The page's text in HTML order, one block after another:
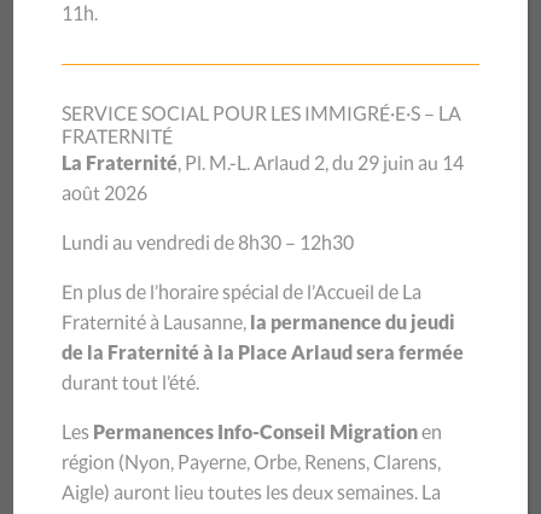
Depuis le début de la crise sanitaire, CHF 1.4 million
d’aides financières et alimentaires ont été distribuées
par le CSP Vaud et Caritas Vaud aux personnes
aides sociales. Cette aide, provenant de privés, ne peut
toutefois pas être garantie sur le long terme. Lors de la
conférence-débat organisée le 29 octobre, les deux
associations caritatives appellent à une évolution du
cadre légal et à la création d’un observatoire cantonal
La crise du coronavirus a mis en lumière, dès le mois de
mars, la précarité de milliers de personnes dans le canton
11h.
SERVICE SOCIAL POUR LES IMMIGRÉ·E·S – LA
FRATERNITÉ
La Fraternité, Pl. M.-L. Arlaud 2, du 29 juin au 14
août 2026
Lundi au vendredi de 8h30 – 12h30
En plus de l’horaire spécial de l’Accueil de La
Fraternité à Lausanne, la permanence du jeudi
de la Fraternité à la Place Arlaud sera fermée
durant tout l’été.
Les Permanences Info-Conseil Migrationen
région (Nyon, Payerne, Orbe, Renens, Clarens,
Aigle) auront lieu toutes les deux semaines. La